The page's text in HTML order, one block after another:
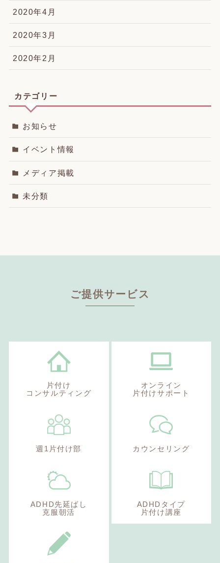
2020年4月
2020年3月
2020年2月
カテゴリー
お知らせ
イベント情報
メディア掲載
未分類
ご提供サービス
片付け
コンサルティング
オンライン
片付けサポート
週1片付け部 カウンセリング
ADHD先延ばし
克服朝活
ADHDタイプ
片付け講座